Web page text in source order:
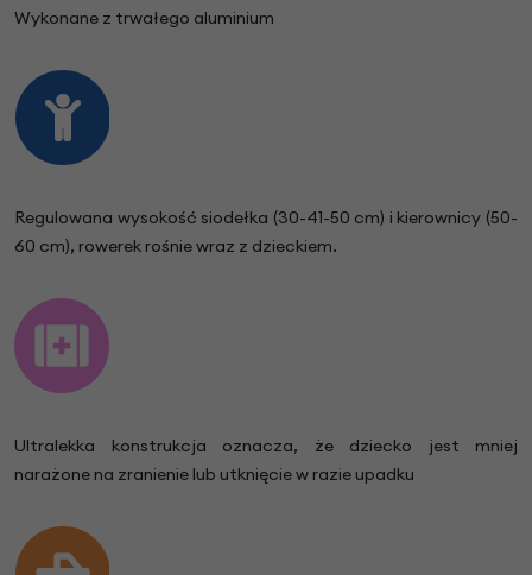
Wykonane z trwałego aluminium
Regulowana wysokość siodełka (30-41-50 cm) i kierownicy (50-
60 cm), rowerek rośnie wraz z dzieckiem.
Ultralekka konstrukcja oznacza, że dziecko jest mniej
narażone na zranienie lub utknięcie w razie upadku